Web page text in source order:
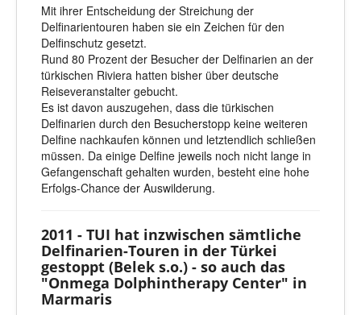
Mit ihrer Entscheidung der Streichung der
Delfinarientouren haben sie ein Zeichen für den
Delfinschutz gesetzt.
Rund 80 Prozent der Besucher der Delfinarien an der
türkischen Riviera hatten bisher über deutsche
Reiseveranstalter gebucht.
Es ist davon auszugehen, dass die türkischen
Delfinarien durch den Besucherstopp keine weiteren
Delfine nachkaufen können und letztendlich schließen
müssen. Da einige Delfine jeweils noch nicht lange in
Gefangenschaft gehalten wurden, besteht eine hohe
Erfolgs-Chance der Auswilderung.
2011 - TUI hat inzwischen sämtliche
Delfinarien-Touren in der Türkei
gestoppt (Belek s.o.) - so auch das
"Onmega Dolphintherapy Center" in
Marmaris